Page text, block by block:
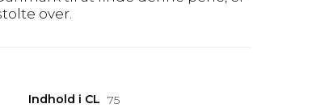
over.
Indhold i CL 75